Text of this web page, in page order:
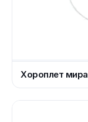
Хороплет мира